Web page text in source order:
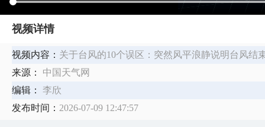
视频详情
视频内容： 关于台风的10个误区：突然风平浪静说明台风结
来源：
中国天气网
编辑：
李欣
发布时间： 2026-07-09 12:47:57